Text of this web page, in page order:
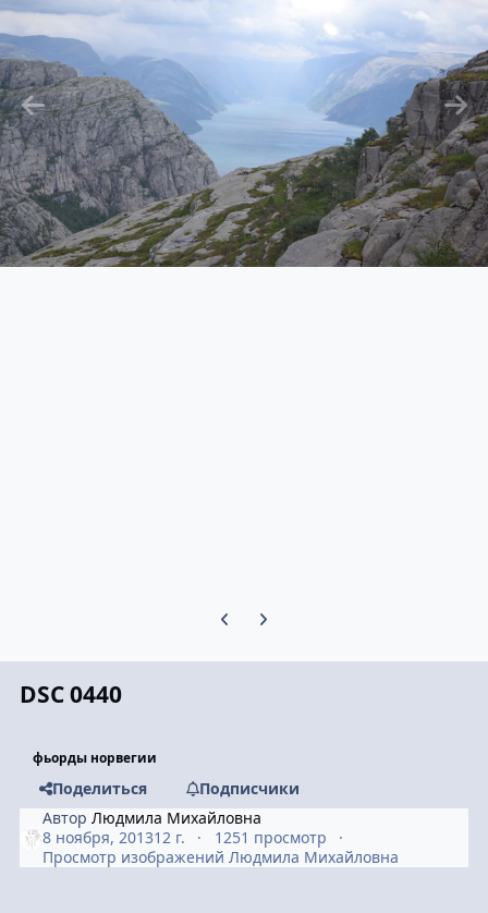
Предыдущий слайд карусели
Следующий слайд карусели
DSC 0440
фьорды норвегии
Поделиться
Подписчики
АвторЛюдмила Михайловна
8 ноября, 201312 г.
1251 просмотр
Просмотр изображений Людмила Михайловна